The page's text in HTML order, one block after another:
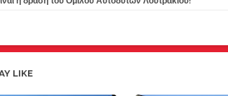
LIKE